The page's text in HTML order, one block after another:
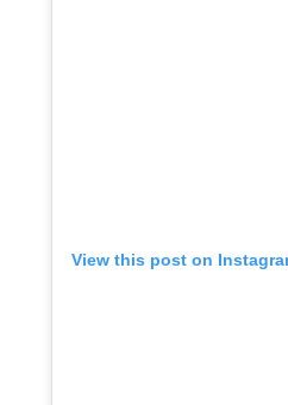
View this post on